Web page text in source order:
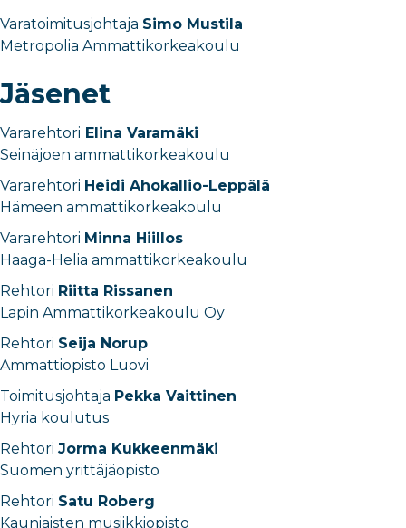
Varatoimitusjohtaja Simo Mustila
Metropolia Ammattikorkeakoulu
Jäsenet
Vararehtori Elina Varamäki
Seinäjoen ammattikorkeakoulu
Vararehtori Heidi Ahokallio-Leppälä
Hämeen ammattikorkeakoulu
Vararehtori Minna Hiillos
Haaga-Helia ammattikorkeakoulu
Rehtori Riitta Rissanen
Lapin Ammattikorkeakoulu Oy
Rehtori Seija Norup
Ammattiopisto Luovi
Toimitusjohtaja Pekka Vaittinen
Hyria koulutus
Rehtori Jorma Kukkeenmäki
Suomen yrittäjäopisto
Rehtori Satu Roberg
Kauniaisten musiikkiopisto